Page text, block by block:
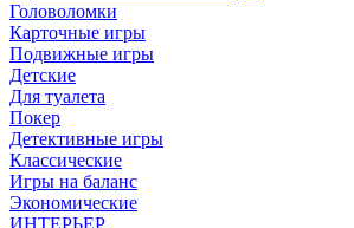
Головоломки
Карточные игры
Подвижные игры
Детские
Для туалета
Покер
Детективные игры
Классические
Игры на баланс
Экономические
ИНТЕРЬЕР